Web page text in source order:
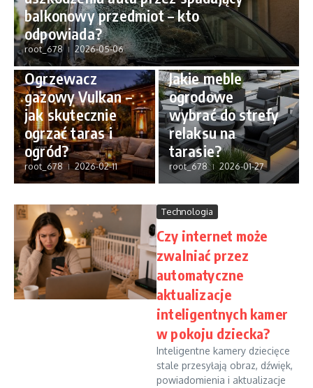
balkonowy przedmiot – kto
odpowiada?
root_678 2026-05-06
Dom i Wnętrze
Ogrzewacz
gazowy Vulkan –
jak skutecznie
ogrzać taras i
ogród?
root_678 2026-02-11
Ciekawe
Jakie meble
ogrodowe
wybrać do strefy
relaksu na
tarasie?
root_678 2026-01-27
Technologia
Czy internet może
zwalniać przez
automatyczne
aktualizacje
inteligentnych kamer
w pokoju dziecka?
Inteligentne kamery dziecięce
stale przesyłają obraz, dźwięk,
powiadomienia i aktualizacje